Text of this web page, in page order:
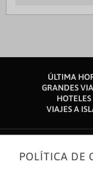
ÚLTIMA
GRANDES
HOTELES
VIAJES A
Sobre
POLÍTICA DE